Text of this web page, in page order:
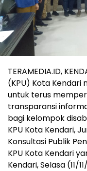
TERAMEDIA.ID,
(KPU) Kota
untuk terus
transparansi
bagi kelompok
KPU Kota Kendari,
Konsultasi Publik
KPU Kota Kendari
Kendari, Selasa (11/